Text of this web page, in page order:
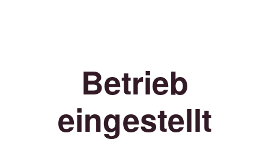
Betrieb
eingestellt